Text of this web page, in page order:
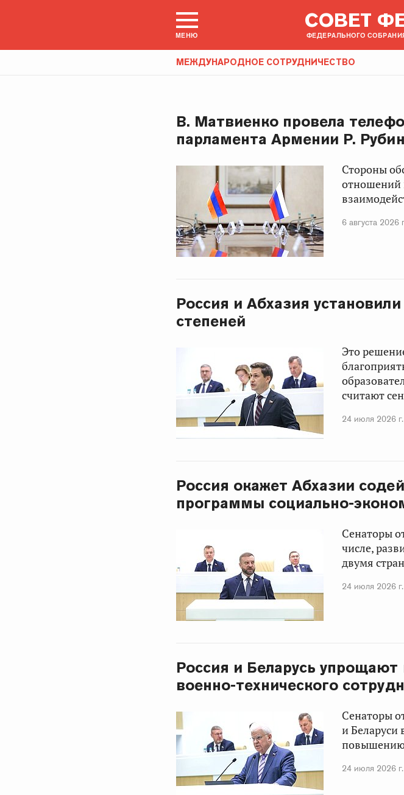
МЕНЮ
СОВЕТ
ФЕДЕРАЛЬНОГО
МЕЖДУНАРОДНОЕ СОТРУДНИЧЕСТВО
В. Матвиенко провела
парламента Армении Р.
Стороны
отношений
6 августа 2026
Россия и Абхазия
степеней
Это
считают
24 июля 2026 г.
Россия окажет Абхазии
программы социально-
Сенаторы
числе,
двумя
24 июля 2026 г.
Россия и Беларусь
военно-технического
Сенаторы
и Беларуси
повышению
24 июля 2026 г.